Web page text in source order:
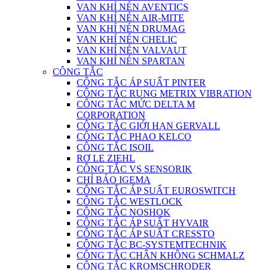
VAN KHÍ NÉN AVENTICS
VAN KHÍ NÉN AIR-MITE
VAN KHÍ NÉN DRUMAG
VAN KHÍ NÉN CHELIC
VAN KHÍ NÉN VALVAUT
VAN KHÍ NÉN SPARTAN
CÔNG TẮC
CÔNG TẮC ÁP SUẤT PINTER
CÔNG TẮC RUNG METRIX VIBRATION
CÔNG TẮC MỨC DELTA M
CORPORATION
CÔNG TẮC GIỚI HẠN GERVALL
CÔNG TẮC PHAO KELCO
CÔNG TẮC ISOIL
RƠ LE ZIEHL
CÔNG TẮC VS SENSORIK
CHỈ BÁO IGEMA
CÔNG TẮC ÁP SUẤT EUROSWITCH
CÔNG TẮC WESTLOCK
CÔNG TẮC NOSHOK
CÔNG TẮC ÁP SUẤT HYVAIR
CÔNG TẮC ÁP SUẤT CRESSTO
CÔNG TẮC BC-SYSTEMTECHNIK
CÔNG TẮC CHÂN KHÔNG SCHMALZ
CÔNG TẮC KROMSCHRODER